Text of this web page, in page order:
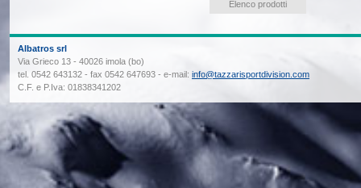
Elenco prodotti
Albatros srl
Via Grieco 13 - 40026 imola (bo)
tel. 0542 643132 - fax 0542 647693 - e-mail: info@tazzarisportdivision.com
C.F. e P.Iva: 01838341202